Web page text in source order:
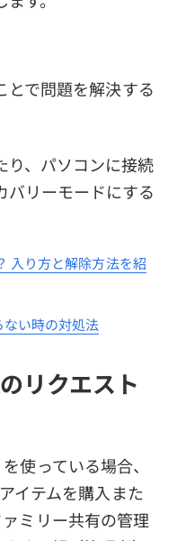
で問題を解決する
、パソコンに接続
リーモードにする
入り方と解除方法を紹
い時の対処法
リクエスト
使っている場合、
イテムを購入また
ミリー共有の管理